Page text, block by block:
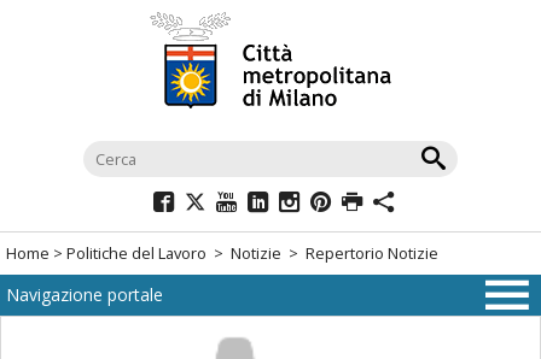
navigazione
menù
di
Home > Politiche del Lavoro > Notizie > Repertorio Notizie
Navigazione portale